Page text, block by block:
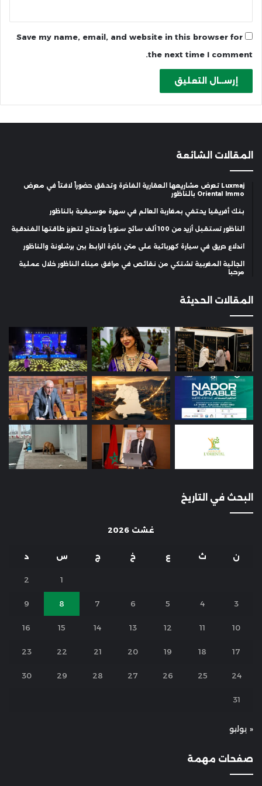
Save my name, email, and website in this browser for
the next time I comment.
المقالات الشائعة
Luxmaj تعرض مشاريعها العقارية الفاخرة وتحقق حضوراً لافتاً في معرض
Oriental Immo بالناظور
بنك أفريقيا يحتفي بمغاربة العالم في سهرة موسيقية بالناظور
الناظور تستقبل أزيد من 100 ألف سائح سنوياً وتحتاج لتعزيز طاقتها الفندقية
اندلاع حريق في سيارة كهربائية على متن باخرة الرابط بين برشلونة والناظور
الجالية المغربية تشتكي من نقائص في مرافق ميناء الناظور خلال عملية
مرحبا
المقالات الحديثة
البحث في التاريخ
غشت 2026
ن ث ع خ ج س د
1
2
3
4
5
6
7
8
9
10
11
12
13
14
15
16
17
18
19
20
21
22
23
24
25
26
27
28
29
30
31
« يوليو
صفحات مهمة